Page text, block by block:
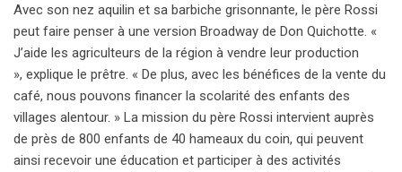
Avec son nez aquilin et sa barbiche grisonnante, le père Rossi
peut faire penser à une version Broadway de Don Quichotte. «
J’aide les agriculteurs de la région à vendre leur production
», explique le prêtre. « De plus, avec les bénéfices de la vente du
café, nous pouvons financer la scolarité des enfants des
villages alentour. » La mission du père Rossi intervient auprès
de près de 800 enfants de 40 hameaux du coin, qui peuvent
ainsi recevoir une éducation et participer à des activités